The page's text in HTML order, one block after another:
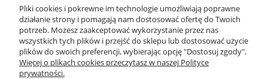
PROMOCJA
Pliki cookies i pokrewne im technologie umożliwiają poprawne
działanie strony i pomagają nam dostosować ofertę do Twoich
potrzeb. Możesz zaakceptować wykorzystanie przez nas
wszystkich tych plików i przejść do sklepu lub dostosować użycie
plików do swoich preferencji, wybierając opcję "Dostosuj zgody".
Więcej o plikach cookies przeczytasz w naszej Polityce
prywatności.